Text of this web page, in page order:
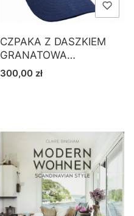
CZPAKA Z DASZKIEM
GRANATOWA
AERONAUTICA MILITARE
Cena
300,00 zł